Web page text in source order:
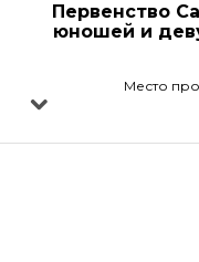
Первенство
юношей и
Место